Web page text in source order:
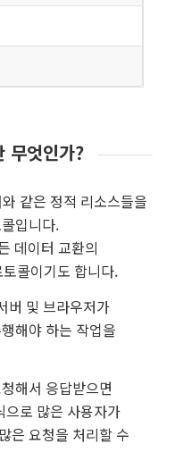
엇인가?
같은 정적 리소스들을
입니다.
데이터 교환의
콜이기도 합니다.
버 및 브라우저가
해야 하는 작업을
해서 응답받으면
로 많은 사용자가
은 요청을 처리할 수